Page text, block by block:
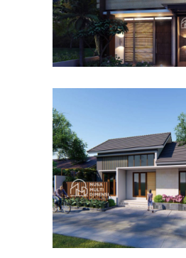
Desain Rumah
Ciomas Bogor
DESAIN RUMAH TERBAIK